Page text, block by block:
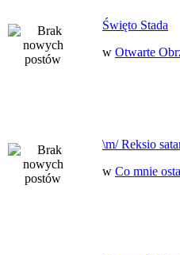
Święto Stada
w Otwarte
\m/ Reksio
w Co mnie